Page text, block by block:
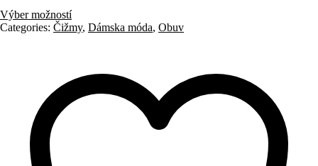
Výber možností
Categories: Čižmy, Dámska móda, Obuv